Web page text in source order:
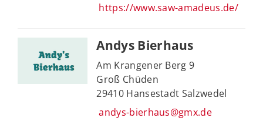
https://www.saw-amadeus.de/
Andys Bierhaus
Am Krangener Berg 9
Groß Chüden
29410 Hansestadt Salzwedel
andys-bierhaus@gmx.de